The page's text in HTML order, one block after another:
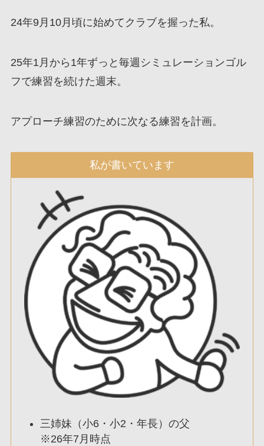
24年9月10月頃に始めてクラブを握った私。
25年1月から1年ずっと毎週シミュレーションゴル
フで練習を続けた週末。
アプローチ練習のために次なる練習を計画。
私が書いています
三姉妹（小6・小2・年長）の父
※26年7月時点